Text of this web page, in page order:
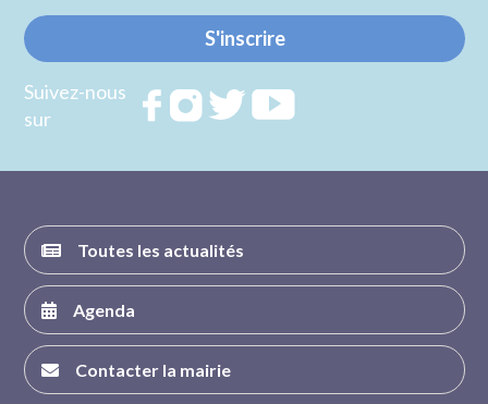
S'inscrire
Suivez-nous
sur
RejoignezRejoignezRejoignez
Toutes les actualités
Agenda
Contacter la mairie